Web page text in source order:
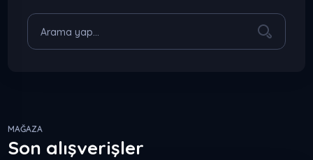
MAĞAZA
Son alışverişler